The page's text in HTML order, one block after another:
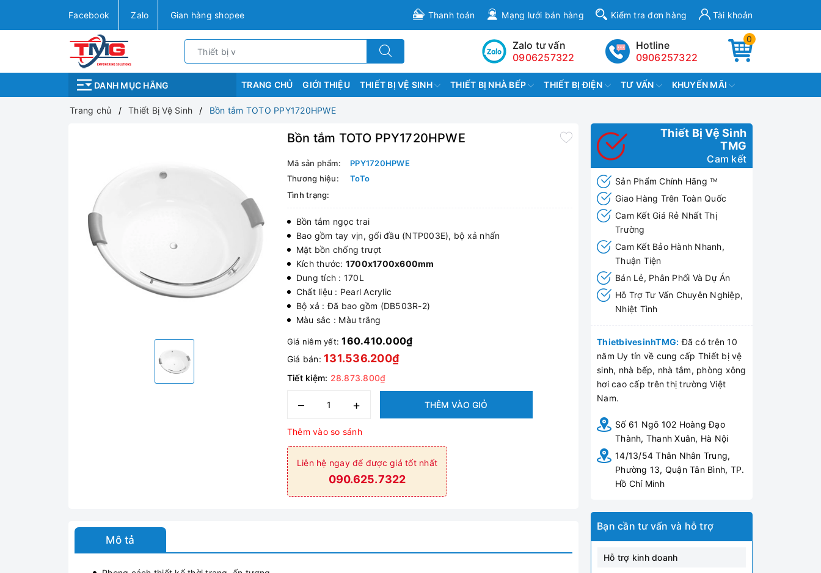
Facebook Zalo Gian hàng shopee Thanh toán Mạng lưới bán hàng Kiểm tra đơn hàng Tài khoản
0
Hotline
0906257322
Zalo tư vấn
0906257322
DANH MỤC HÃNG TRANG CHỦ GIỚI THIỆU THIẾT BỊ VỆ SINH THIẾT BỊ NHÀ BẾP THIẾT BỊ ĐIỆN TƯ VẤN KHUYẾN MÃI
Trang chủ Thiết Bị Vệ Sinh Bồn tắm TOTO PPY1720HPWE
Bồn tắm TOTO PPY1720HPWE
Mã sản phẩm:
PPY1720HPWE
Thương hiệu:
ToTo
Tình trạng:
Bồn tắm ngọc trai
Bao gồm tay vịn, gối đầu (NTP003E), bộ xả nhấn
Mặt bồn chống trượt
Kích thước: 1700x1700x600mm
Dung tích : 170L
Chất liệu : Pearl Acrylic
Bộ xả : Đã bao gồm (DB503R-2)
Màu sắc : Màu trắng
Giá niêm yết:160.410.000₫
Giá bán: 131.536.200₫
Tiết kiệm: 28.873.800₫
– + THÊM VÀO GIỎ
Thêm vào so sánh
Liên hệ ngay để được giá tốt nhất
090.625.7322
Mô tả
Thiết Bị Vệ Sinh
TMG
Cam kết
Sản Phẩm Chính Hãng TM
Giao Hàng Trên Toàn Quốc
Cam Kết Giá Rẻ Nhất Thị
Trường
Cam Kết Bảo Hành Nhanh,
Thuận Tiện
Bán Lẻ, Phân Phối Và Dự Án
Hỗ Trợ Tư Vấn Chuyên Nghiệp,
Nhiệt Tình
ThietbivesinhTMG: Đã có trên 10
năm Uy tín về cung cấp Thiết bị vệ
sinh, nhà bếp, nhà tắm, phòng xông
hơi cao cấp trên thị trường Việt
Nam.
Số 61 Ngõ 102 Hoàng Đạo
Thành, Thanh Xuân, Hà Nội
14/13/54 Thân Nhân Trung,
Phường 13, Quận Tân Bình, TP.
Hồ Chí Minh
Bạn cần tư vấn và hỗ trợ
Hỗ trợ kinh doanh